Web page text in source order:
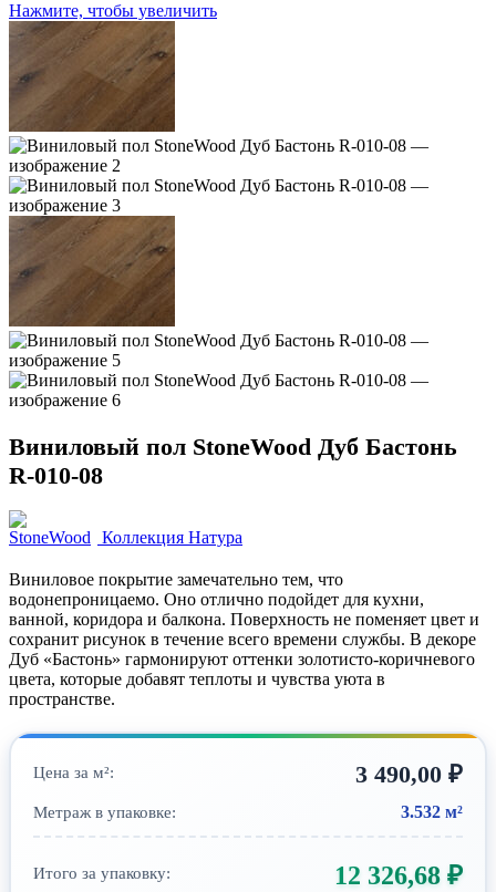
Нажмите, чтобы увеличить
Виниловый пол StoneWood Дуб Бастонь
R-010-08
Коллекция Натура
Виниловое покрытие замечательно тем, что
водонепроницаемо. Оно отлично подойдет для кухни,
ванной, коридора и балкона. Поверхность не поменяет цвет и
сохранит рисунок в течение всего времени службы. В декоре
Дуб «Бастонь» гармонируют оттенки золотисто-коричневого
цвета, которые добавят теплоты и чувства уюта в
пространстве.
Цена за м²: 3 490,00 ₽
Метраж в упаковке: 3.532 м²
Итого за упаковку: 12 326,68 ₽